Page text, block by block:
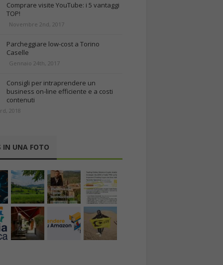
Comprare visite YouTube: i 5 vantaggi
TOP!
Novembre 2nd, 2017
Parcheggiare low-cost a Torino
Caselle
Gennaio 24th, 2017
Consigli per intraprendere un
business on-line efficiente e a costi
contenuti
2018
IN UNA FOTO